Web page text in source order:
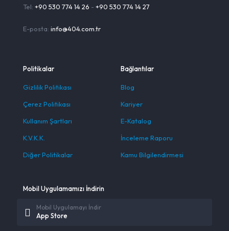
Tel: +90 530 774 14 26 - +90 530 774 14 27
E-posta: info@404.com.tr
Politikalar
Gizlilik Politikası
Çerez Politikası
Kullanım Şartları
K.V.K.K.
Diğer Politikalar
Bağlantılar
Blog
Kariyer
E-Katalog
İnceleme Raporu
Kamu Bilgilendirmesi
Mobil Uygulamamızı İndirin
App Store
Mobil Uygulamayı İndir